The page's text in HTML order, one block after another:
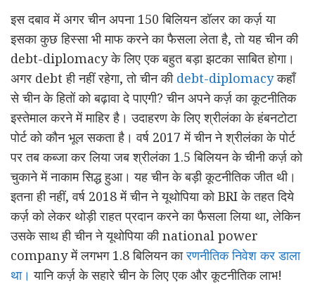
इस दबाव में अगर चीन अपना 150 बिलियन डॉलर का कर्ज़ या
इसका कुछ हिस्सा भी माफ करने का फैसला लेता है, तो यह चीन की
debt-diplomacy के लिए एक बहुत बड़ा झटका साबित होगा।
अगर debt ही नहीं रहेगा, तो चीन की debt-diplomacyकहाँ
से चीन के हितों को बढ़ावा दे पाएगी? चीन अपने कर्ज़ का कूटनीतिक
इस्तेमाल करने में माहिर है। उदाहरण के लिए श्रीलंका के हंबनटोटा
पोर्ट को कौन भूल सकता है। वर्ष 2017 में चीन ने श्रीलंका के पोर्ट
पर तब कब्जा कर लिया जब श्रीलंका 1.5 बिलियन के चीनी कर्ज़ को
चुकाने में नाकाम सिद्ध हुआ। यह चीन के बड़ी कूटनीतिक जीत थी।
इतना ही नहीं, वर्ष 2018 में चीन ने यूथोपिया को BRI के तहत दिये
कर्ज़ को लेकर थोड़ी राहत प्रदान करने का फैसला लिया था, लेकिन
उसके साथ ही चीन ने यूथोपिया की national power
company में लगभग 1.8 बिलियन कारणनीतिक निवेश कर डाला
था। यानि कर्ज़ के सहारे चीन के लिए एक और कूटनीतिक लाभ!